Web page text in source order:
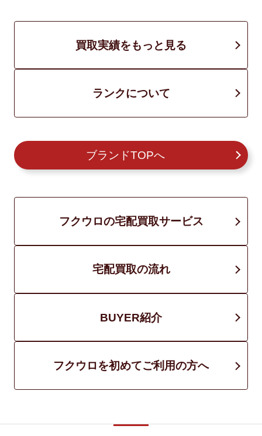
買取実績をもっと見る
ランクについて
ブランドTOPへ
フクウロの宅配買取サービス
宅配買取の流れ
BUYER紹介
フクウロを初めてご利用の方へ